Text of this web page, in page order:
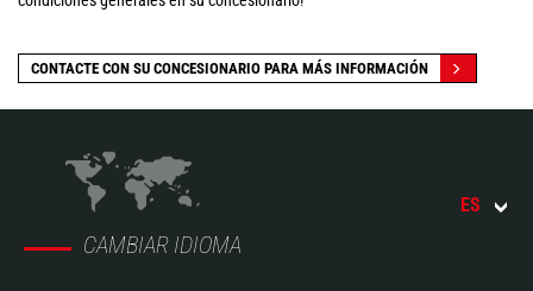
CONTACTE CON SU CONCESIONARIO PARA MÁS INFORMACIÓN
CAMBIAR IDIOMA
ES